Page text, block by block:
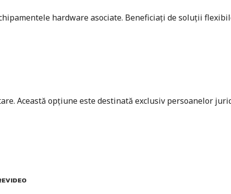
hardware asociate. Beneficiați de soluții
Această opțiune este destinată exclusiv persoanelor
VIDEO